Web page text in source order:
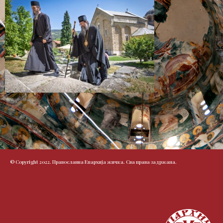
© Copyright 2022. Православна Епархија жичка. Сва права задржана.